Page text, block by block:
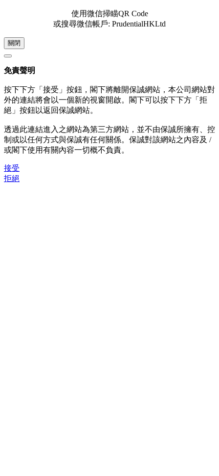
使用微信掃瞄QR Code
或搜尋微信帳戶: PrudentialHKLtd
關閉
免責聲明
按下下方「接受」按鈕，閣下將離開保誠網站，本公司網站對
外的連結將會以一個新的視窗開啟。閣下可以按下下方「拒
絕」按鈕以返回保誠網站。
透過此連結進入之網站為第三方網站，並不由保誠所擁有、控
制或以任何方式與保誠有任何關係。保誠對該網站之內容及 /
或閣下使用有關內容一切概不負責。
接受
拒絕